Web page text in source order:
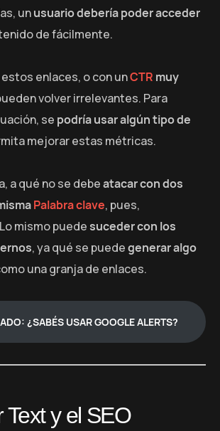
unusuario debería poder acceder
de fácilmente.
enlaces, o con unCTR muy
volver irrelevantes. Para
se podría usar algún tipo de
mejorar estas métricas.
a qué no se debeatacar con dos
Palabra clave, pues,
mismo puedesuceder con los
, ya qué se puedegenerar algo
una granja de enlaces.
¿SABÉS USAR GOOGLE ALERTS?
Text y el SEO